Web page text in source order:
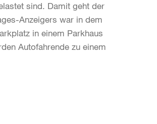
sind. Damit geht der
Anzeigers war in dem
in einem Parkhaus
Autofahrende zu einem